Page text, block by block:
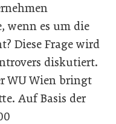
wenn es um die
Diese Frage wird
diskutiert.
WU Wien bringt
Auf Basis der